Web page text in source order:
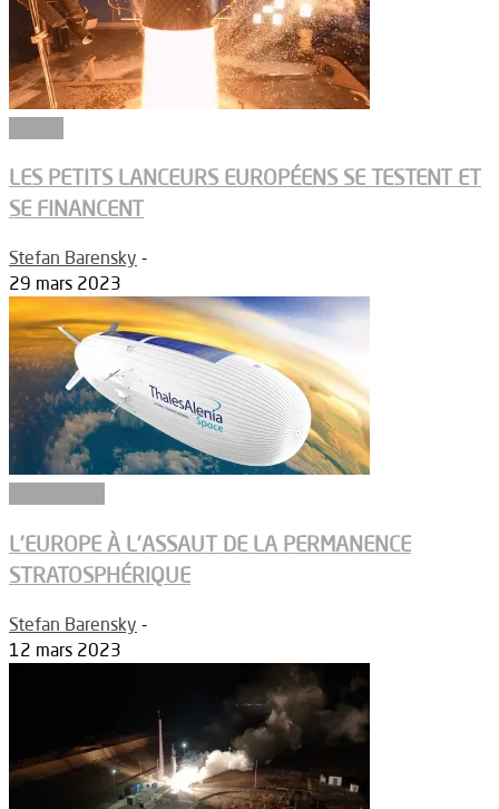
LES PETITS LANCEURS EUROPÉENS SE TESTENT ET
SE FINANCENT
Stefan Barensky -
29 mars 2023
L’EUROPE À L’ASSAUT DE LA PERMANENCE
STRATOSPHÉRIQUE
Stefan Barensky -
12 mars 2023